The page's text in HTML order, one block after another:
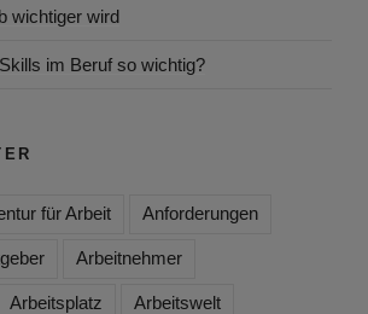
wichtiger wird
im Beruf so wichtig?
für Arbeit Anforderungen
Arbeitnehmer
Arbeitsplatz Arbeitswelt